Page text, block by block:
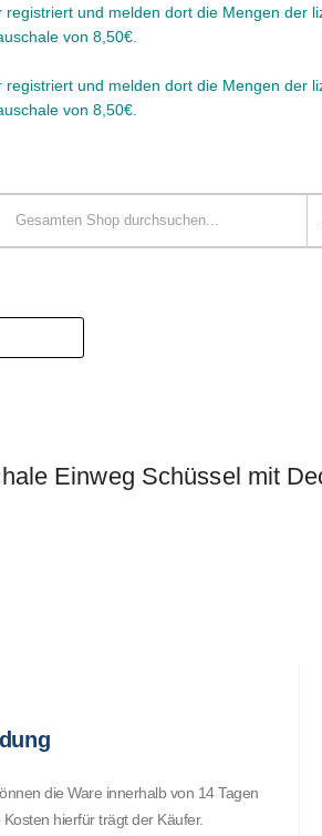
und melden dort die Mengen der
von 8,50€.
und melden dort die Mengen der
von 8,50€.
Einweg Schüssel mit
die Ware innerhalb von 14 Tagen
hierfür trägt der Käufer.